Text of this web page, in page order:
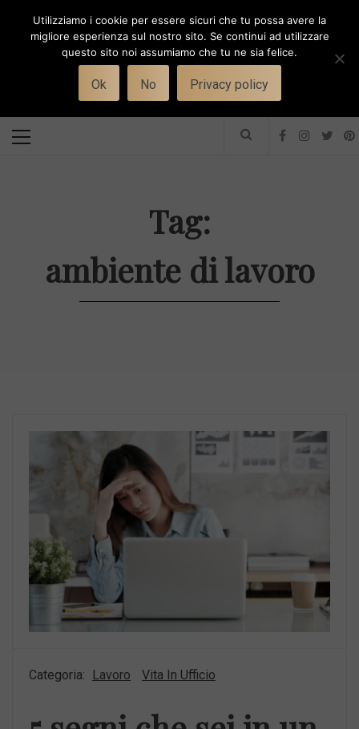
Toggle
WORK-WIFE
Il magazine per le donne che lavorano
Menu
Tag:
ambiente di lavoro
Categoria: Lavoro Vita In Ufficio
Utilizziamo i cookie per essere sicuri che tu possa avere la
migliore esperienza sul nostro sito. Se continui ad utilizzare
questo sito noi assumiamo che tu ne sia felice.
Ok No Privacy policy